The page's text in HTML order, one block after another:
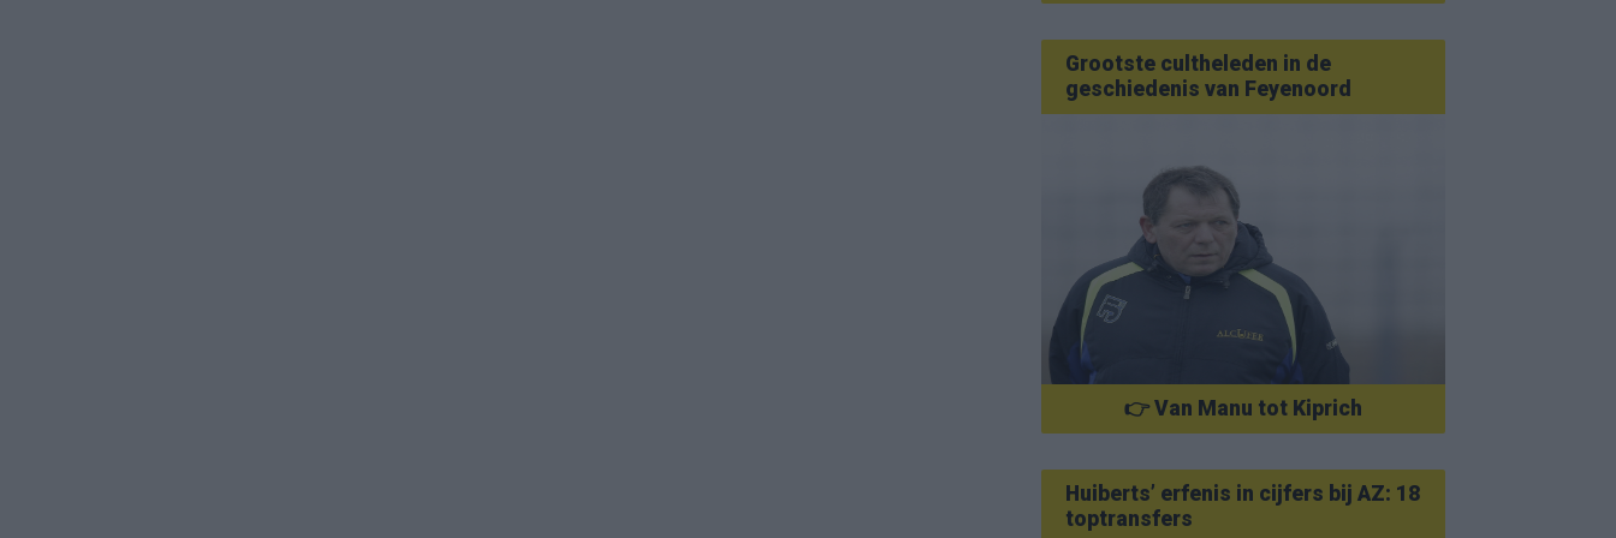
Grootste cultheleden in de
geschiedenis van Feyenoord
👉 Van Manu tot Kiprich
Huiberts’ erfenis in cijfers bij AZ: 18
toptransfers